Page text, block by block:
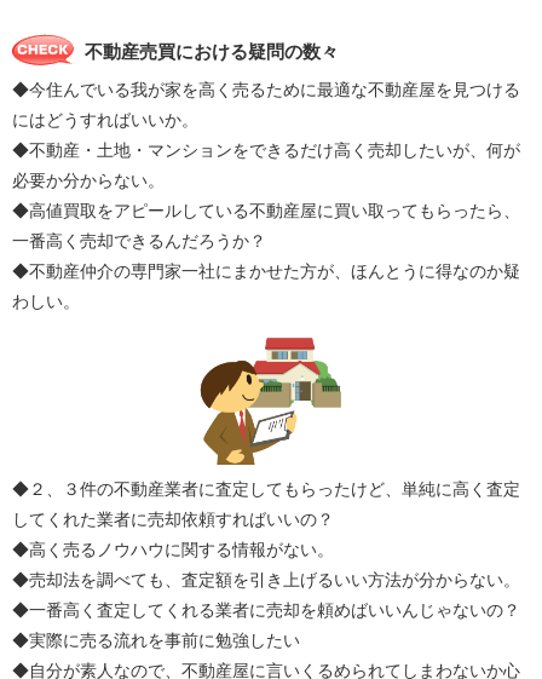
不動産売買における疑問の数々
◆今住んでいる我が家を高く売るために最適な不動産屋を見つける
にはどうすればいいか。
◆不動産・土地・マンションをできるだけ高く売却したいが、何が
必要か分からない。
◆高値買取をアピールしている不動産屋に買い取ってもらったら、
一番高く売却できるんだろうか？
◆不動産仲介の専門家一社にまかせた方が、ほんとうに得なのか疑
わしい。
◆２、３件の不動産業者に査定してもらったけど、単純に高く査定
してくれた業者に売却依頼すればいいの？
◆高く売るノウハウに関する情報がない。
◆売却法を調べても、査定額を引き上げるいい方法が分からない。
◆一番高く査定してくれる業者に売却を頼めばいいんじゃないの？
◆実際に売る流れを事前に勉強したい
◆自分が素人なので、不動産屋に言いくるめられてしまわないか心